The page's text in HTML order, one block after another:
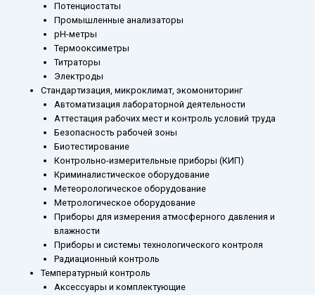
Потенциостаты
Промышленные анализаторы
рН-метры
Термооксиметры
Титраторы
Электроды
Стандартизация, микроклимат, экомониторинг
Автоматизация лабораторной деятельности
Аттестация рабочих мест и контроль условий труда
Безопасность рабочей зоны
Биотестирование
Контрольно-измерительные приборы (КИП)
Криминалистическое оборудование
Метеорологическое оборудование
Метрологическое оборудование
Приборы для измерения атмосферного давления и
влажности
Приборы и системы технологического контроля
Радиационный контроль
Температурный контроль
Аксессуары и комплектующие